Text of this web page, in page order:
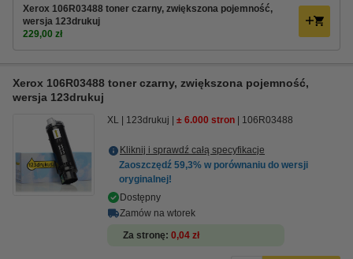
Xerox 106R03488 toner czarny, zwiększona pojemność,
wersja 123drukuj
229,00 zł
Xerox 106R03488 toner czarny, zwiększona pojemność,
wersja 123drukuj
XL 123drukuj ± 6.000 stron 106R03488
Kliknij i sprawdź całą specyfikacje
Zaoszczędź 59,3% w porównaniu do wersji
oryginalnej!
Dostępny
Zamów na wtorek
Za stronę 0,04 zł